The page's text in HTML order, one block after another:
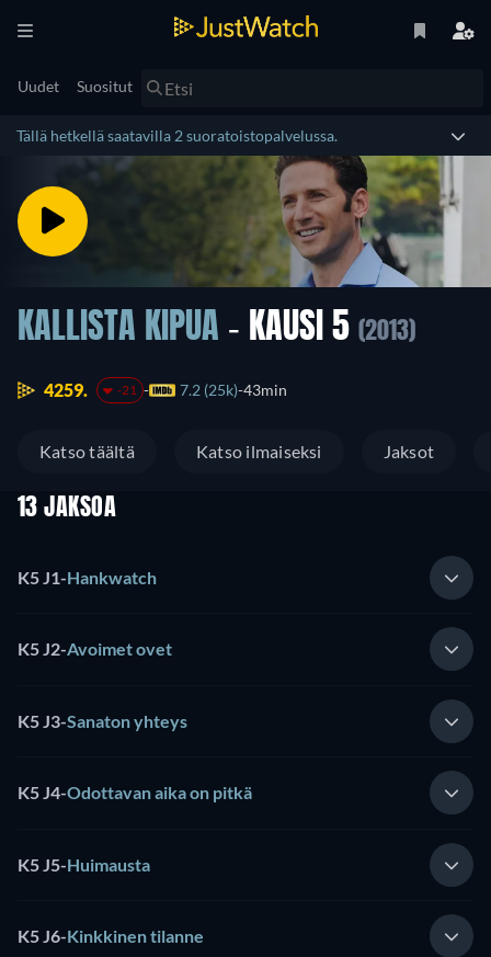
Uudet Suositut
Tällä hetkellä saatavilla 2 suoratoistopalvelussa.
KALLISTA KIPUA - KAUSI 5 (2013)
4259. -21 7.2 (25k) 43min
Katso täältä Katso ilmaiseksi Jaksot
13 JAKSOA
K5 J1-Hankwatch
K5 J2-Avoimet ovet
K5 J3-Sanaton yhteys
K5 J4-Odottavan aika on pitkä
K5 J5-Huimausta
K5 J6-Kinkkinen tilanne